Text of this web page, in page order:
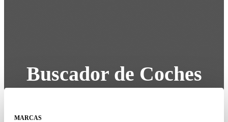
Buscador de Coches
MARCAS